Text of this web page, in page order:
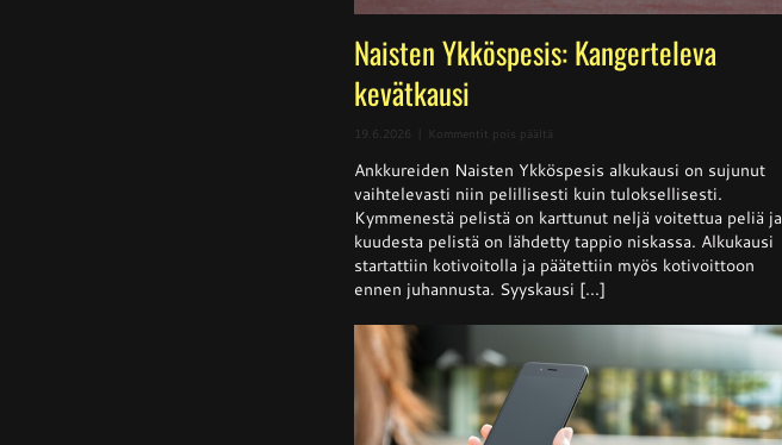
Naisten Ykköspesis: Kangerteleva
kevätkausi
19.6.2026 Kommentit pois päältä
Ykköspesis:
Kangerteleva
kevätkausi
Ankkureiden Naisten Ykköspesis alkukausi on sujunut
vaihtelevasti niin pelillisesti kuin tuloksellisesti.
Kymmenestä pelistä on karttunut neljä voitettua peliä ja
kuudesta pelistä on lähdetty tappio niskassa. Alkukausi
startattiin kotivoitolla ja päätettiin myös kotivoittoon
ennen juhannusta. Syyskausi [...]